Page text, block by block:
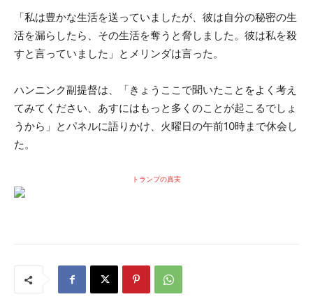
「私は豊かな生活を送っていましたが、彼は自分の秘密の生
活を漏らしたら、その生活を奪うと脅しました。彼は私を殺
すと言っていました」とメリンダは言った。
ハンニンク副提督は、「きょうここで聞いたことをよく考え
てみてください、あすにはもっと多くのことが起こるでしょ
うから」とパネルに語りかけ、火曜日の午前10時まで休会し
た。
トランプの真実